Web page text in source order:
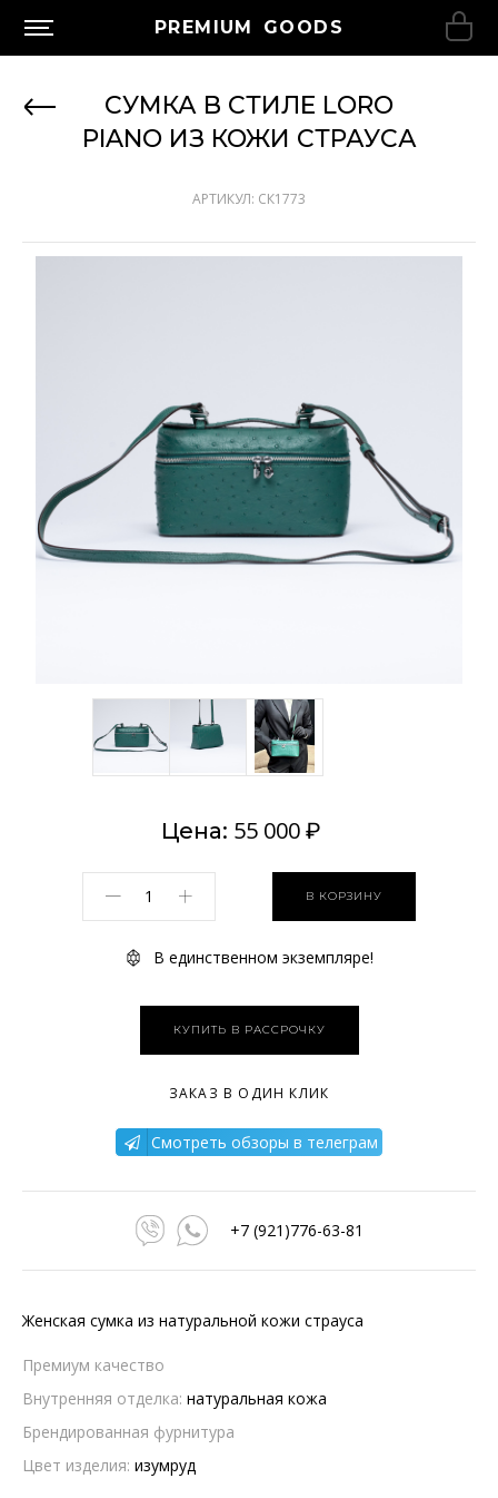
PREMIUM GOODS
СУМКА В СТИЛЕ LORO
PIANO ИЗ КОЖИ СТРАУСА
АРТИКУЛ: СК1773
Цена: 55 000 ₽
В КОРЗИНУ
В единственном экземпляре!
КУПИТЬ В РАССРОЧКУ
ЗАКАЗ В ОДИН КЛИК
Смотреть обзоры в телеграм
+7 (921)776-63-81
Женская сумка из натуральной кожи страуса
Премиум качество
Внутренняя отделка: натуральная кожа
Брендированная фурнитура
Цвет изделия: изумруд